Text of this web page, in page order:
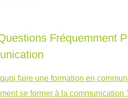
Fréquemment
faire une formation en
se former à la communication